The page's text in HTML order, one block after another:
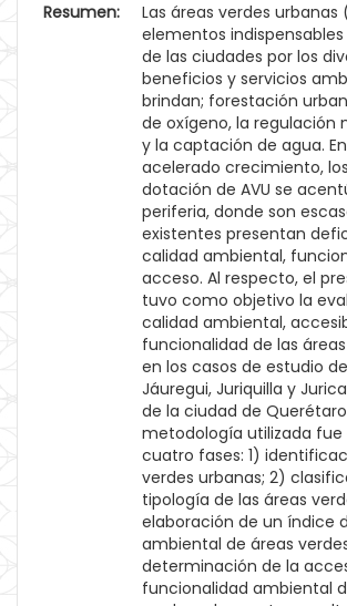
Resumen:
Las áreas verdes urbanas
elementos
de las ciudades por los
beneficios y servicios
brindan; forestación
de oxígeno, la regulación
y la captación de agua.
acelerado crecimiento,
dotación de AVU se
periferia, donde son
existentes presentan
calidad ambiental,
acceso. Al respecto, el
tuvo como objetivo la
calidad ambiental,
funcionalidad de las
en los casos de estudio
Jáuregui, Juriquilla y
de la ciudad de
metodología utilizada fue
cuatro fases: 1)
verdes urbanas; 2)
tipología de las áreas
elaboración de un índice
ambiental de áreas
determinación de la
funcionalidad ambiental